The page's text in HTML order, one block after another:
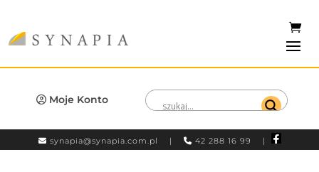
Moje Konto
synapia@synapia.com.pl | 42 288 16 99 |